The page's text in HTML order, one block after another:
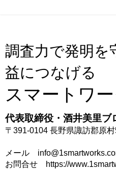
調査力で発明を
益につなげる
スマートワ
代表取締役・酒井美里ブ
〒391-0104 長野県諏訪郡原
メール
お問合せ https://